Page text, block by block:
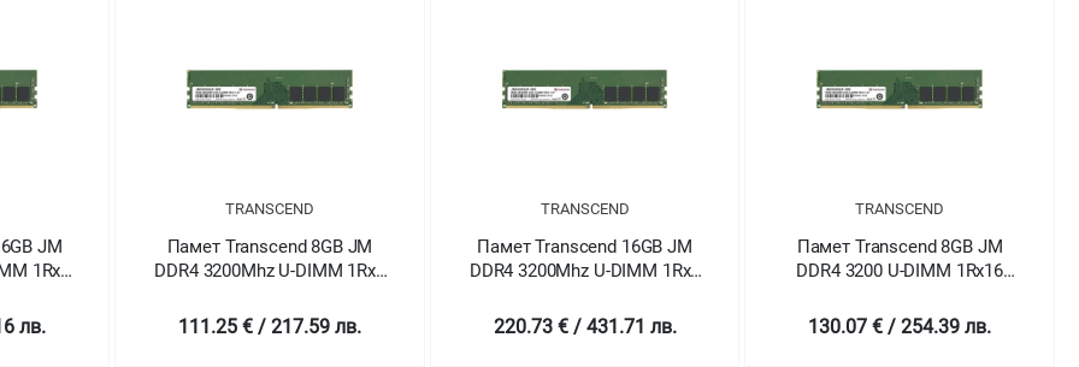
JM
1Rx8
лв.
TRANSCEND
Памет Transcend 8GB JM
DDR4 3200Mhz U-DIMM 1Rx8
111.25 € / 217.59 лв.
TRANSCEND
Памет Transcend 16GB JM
DDR4 3200Mhz U-DIMM 1Rx8
220.73 € / 431.71 лв.
TRANSCEND
Памет Transcend 8GB JM
DDR4 3200 U-DIMM 1Rx16
130.07 € / 254.39 лв.